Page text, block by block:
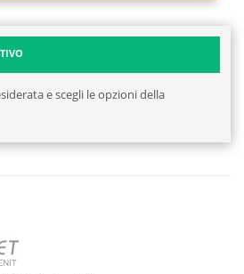
e scegli le opzioni della